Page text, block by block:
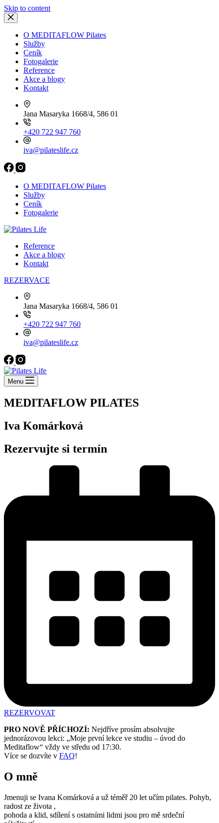
Skip to content
O MEDITAFLOW Pilates
Služby
Ceník
Fotogalerie
Reference
Akce a blogy
Kontakt
Jana Masaryka 1668/4, 586 01
+420 722 947 760
iva@pilateslife.cz
O MEDITAFLOW Pilates
Služby
Ceník
Fotogalerie
Reference
Akce a blogy
Kontakt
REZERVACE
Jana Masaryka 1668/4, 586 01
+420 722 947 760
iva@pilateslife.cz
Menu
MEDITAFLOW PILATES
Iva Komárková
Rezervujte si termín
REZERVOVAT
PRO NOVĚ PŘÍCHOZÍ: Nejdříve prosím absolvujte
jednorázovou lekci: „Moje první lekce ve studiu – úvod do
Meditaflow“ vždy ve středu od 17:30.
Více se dozvíte v FAQ!
O mně
Jmenuji se Ivana Komárková a už téměř 20 let učím pilates. Pohyb,
radost ze života ,
pohoda a klid, sdílení s ostatními lidmi jsou pro mě srdeční